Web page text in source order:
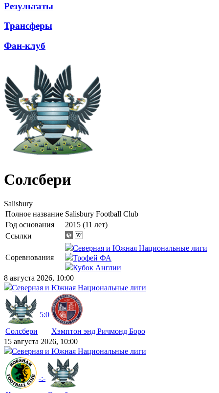
Результаты
Трансферы
Фан-клуб
Солсбери
Salisbury
Полное название Salisbury Football Club
Год основания
2015 (11 лет)
Ссылки
Соревнования
Северная и Южная Национальные лиги
Трофей ФА
Кубок Англии
8 августа 2026, 10:00
Северная и Южная Национальные лиги
Солсбери
5:0
Хэмптон энд Ричмонд Боро
15 августа 2026, 10:00
Северная и Южная Национальные лиги
-:-